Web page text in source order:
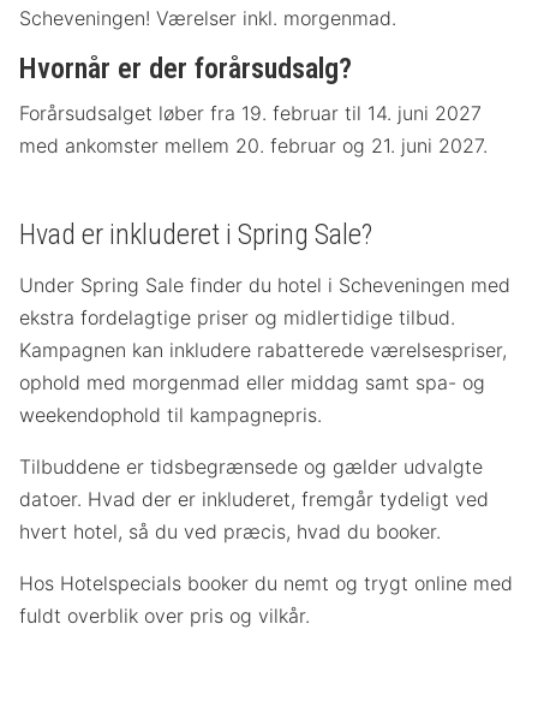
Scheveningen! Værelser inkl. morgenmad.
Hvornår er der forårsudsalg?
Forårsudsalget løber fra 19. februar til 14. juni 2027
med ankomster mellem 20. februar og 21. juni 2027.
Hvad er inkluderet i Spring Sale?
Under Spring Sale finder du hotel i Scheveningen med
ekstra fordelagtige priser og midlertidige tilbud.
Kampagnen kan inkludere rabatterede værelsespriser,
ophold med morgenmad eller middag samt spa- og
weekendophold til kampagnepris.
Tilbuddene er tidsbegrænsede og gælder udvalgte
datoer. Hvad der er inkluderet, fremgår tydeligt ved
hvert hotel, så du ved præcis, hvad du booker.
Hos Hotelspecials booker du nemt og trygt online med
fuldt overblik over pris og vilkår.